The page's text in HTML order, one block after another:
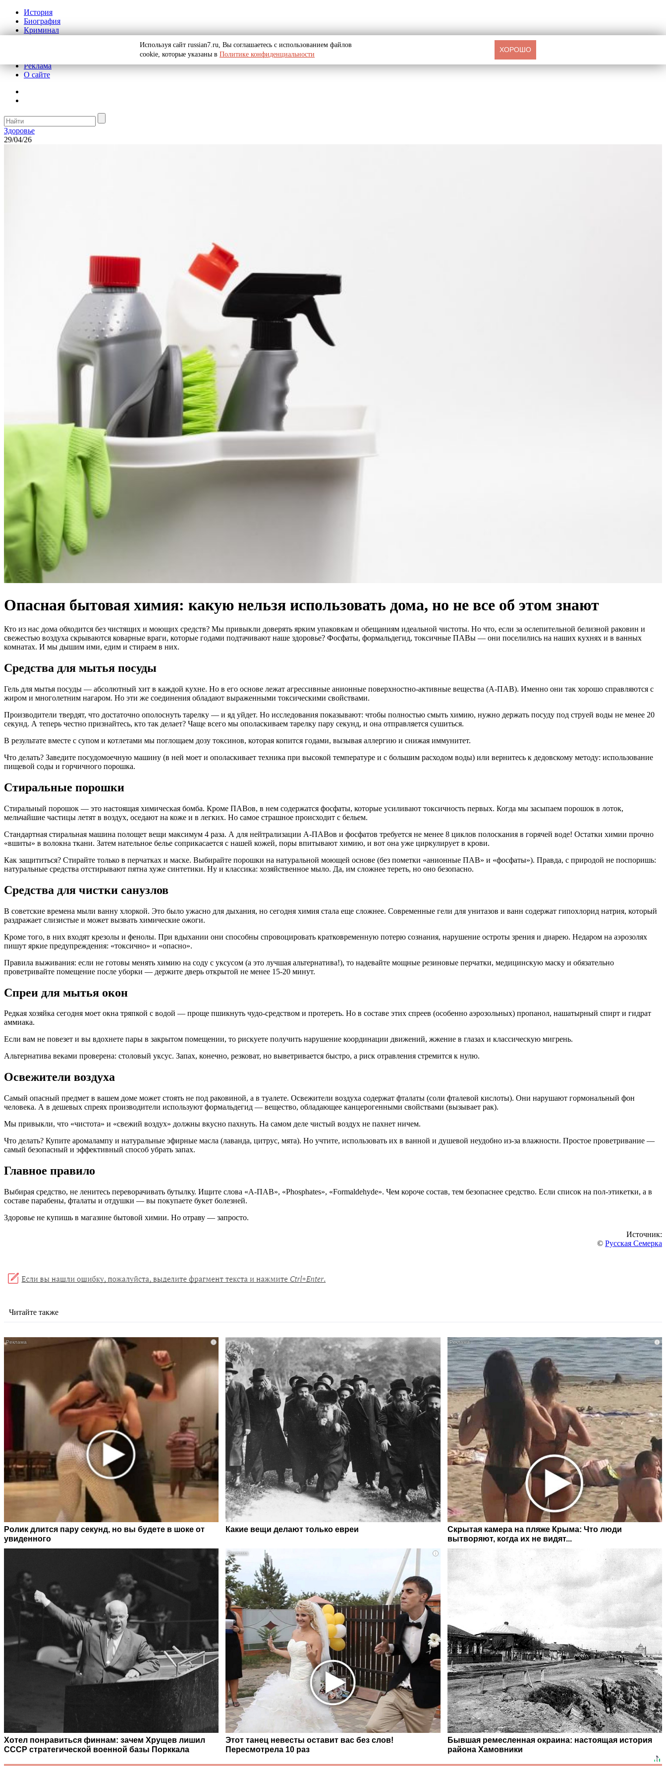
История
Биография
Криминал
Реклама
О сайте
Здоровье
29/04/26
Опасная бытовая химия: какую нельзя использовать дома, но не все об этом знают
Кто из нас дома обходится без чистящих и моющих средств? Мы привыкли доверять ярким упаковкам и обещаниям идеальной чистоты. Но что, если за ослепительной белизной раковин и
свежестью воздуха скрываются коварные враги, которые годами подтачивают наше здоровье? Фосфаты, формальдегид, токсичные ПАВы — они поселились на наших кухнях и в ванных
комнатах. И мы дышим ими, едим и стираем в них.
Средства для мытья посуды
Гель для мытья посуды — абсолютный хит в каждой кухне. Но в его основе лежат агрессивные анионные поверхностно-активные вещества (А-ПАВ). Именно они так хорошо справляются с
жиром и многолетним нагаром. Но эти же соединения обладают выраженными токсическими свойствами.
Производители твердят, что достаточно ополоснуть тарелку — и яд уйдет. Но исследования показывают: чтобы полностью смыть химию, нужно держать посуду под струей воды не менее 20
секунд. А теперь честно признайтесь, кто так делает? Чаще всего мы ополаскиваем тарелку пару секунд, и она отправляется сушиться.
В результате вместе с супом и котлетами мы поглощаем дозу токсинов, которая копится годами, вызывая аллергию и снижая иммунитет.
Что делать? Заведите посудомоечную машину (в ней моет и ополаскивает техника при высокой температуре и с большим расходом воды) или вернитесь к дедовскому методу: использование
пищевой соды и горчичного порошка.
Стиральные порошки
Стиральный порошок — это настоящая химическая бомба. Кроме ПАВов, в нем содержатся фосфаты, которые усиливают токсичность первых. Когда мы засыпаем порошок в лоток,
мельчайшие частицы летят в воздух, оседают на коже и в легких. Но самое страшное происходит с бельем.
Стандартная стиральная машина полощет вещи максимум 4 раза. А для нейтрализации А-ПАВов и фосфатов требуется не менее 8 циклов полоскания в горячей воде! Остатки химии прочно
«вшиты» в волокна ткани. Затем нательное белье соприкасается с нашей кожей, поры впитывают химию, и вот она уже циркулирует в крови.
Как защититься? Стирайте только в перчатках и маске. Выбирайте порошки на натуральной моющей основе (без пометки «анионные ПАВ» и «фосфаты»). Правда, с природой не поспоришь:
натуральные средства отстирывают пятна хуже синтетики. Ну и классика: хозяйственное мыло. Да, им сложнее тереть, но оно безопасно.
Средства для чистки санузлов
В советские времена мыли ванну хлоркой. Это было ужасно для дыхания, но сегодня химия стала еще сложнее. Современные гели для унитазов и ванн содержат гипохлорид натрия, который
раздражает слизистые и может вызвать химические ожоги.
Кроме того, в них входят крезолы и фенолы. При вдыхании они способны спровоцировать кратковременную потерю сознания, нарушение остроты зрения и диарею. Недаром на аэрозолях
пишут яркие предупреждения: «токсично» и «опасно».
Правила выживания: если не готовы менять химию на соду с уксусом (а это лучшая альтернатива!), то надевайте мощные резиновые перчатки, медицинскую маску и обязательно
проветривайте помещение после уборки — держите дверь открытой не менее 15-20 минут.
Спреи для мытья окон
Редкая хозяйка сегодня моет окна тряпкой с водой — проще пшикнуть чудо-средством и протереть. Но в составе этих спреев (особенно аэрозольных) пропанол, нашатырный спирт и гидрат
аммиака.
Если вам не повезет и вы вдохнете пары в закрытом помещении, то рискуете получить нарушение координации движений, жжение в глазах и классическую мигрень.
Альтернатива веками проверена: столовый уксус. Запах, конечно, резковат, но выветривается быстро, а риск отравления стремится к нулю.
Освежители воздуха
Самый опасный предмет в вашем доме может стоять не под раковиной, а в туалете. Освежители воздуха содержат фталаты (соли фталевой кислоты). Они нарушают гормональный фон
человека. А в дешевых спреях производители используют формальдегид — вещество, обладающее канцерогенными свойствами (вызывает рак).
Мы привыкли, что «чистота» и «свежий воздух» должны вкусно пахнуть. На самом деле чистый воздух не пахнет ничем.
Что делать? Купите аромалампу и натуральные эфирные масла (лаванда, цитрус, мята). Но учтите, использовать их в ванной и душевой неудобно из-за влажности. Простое проветривание —
самый безопасный и эффективный способ убрать запах.
Главное правило
Выбирая средство, не ленитесь переворачивать бутылку. Ищите слова «А-ПАВ», «Phosphates», «Formaldehyde». Чем короче состав, тем безопаснее средство. Если список на пол-этикетки, а в
составе парабены, фталаты и отдушки — вы покупаете букет болезней.
Здоровье не купишь в магазине бытовой химии. Но отраву — запросто.
Источник:
© Русская Семерка
Читайте также
i
Ролик длится пару секунд, но вы будете в шоке от
увиденного
Какие вещи делают только евреи
i
Скрытая камера на пляже Крыма: Что люди
вытворяют, когда их не видят...
Хотел понравиться финнам: зачем Хрущев лишил
СССР стратегической военной базы Порккала
i
Этот танец невесты оставит вас без слов!
Пересмотрела 10 раз
Бывшая ремесленная окраина: настоящая история
района Хамовники
Используя сайт russian7.ru, Вы соглашаетесь с использованием файлов
cookie, которые указаны в Политике конфиденциальности
ХОРОШО